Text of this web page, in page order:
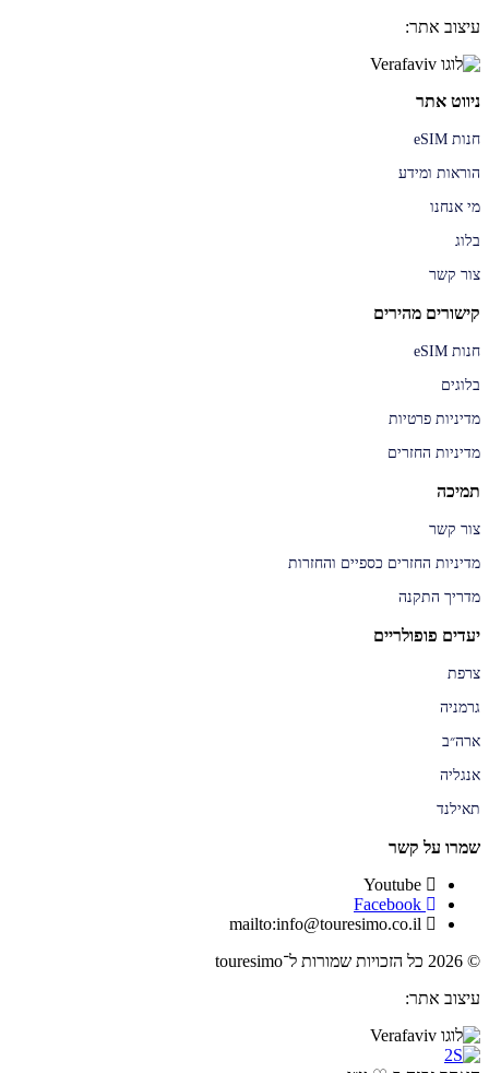
עיצוב אתר:
ניווט אתר
חנות eSIM
הוראות ומידע
מי אנחנו
בלוג
צור קשר
קישורים מהירים
חנות eSIM
בלוגים
מדיניות פרטיות
מדיניות החזרים
תמיכה
צור קשר
מדיניות החזרים כספיים והחזרות
מדריך התקנה
יעדים פופולריים
צרפת
גרמניה
ארה״ב
אנגליה
תאילנד
שמרו על קשר
Youtube
Facebook
mailto:info@touresimo.co.il
© 2026 כל הזכויות שמורות ל־touresimo
עיצוב אתר: